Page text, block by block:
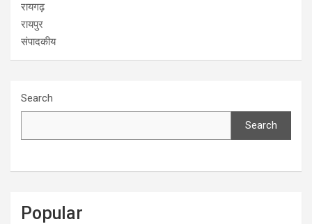
रायगढ़
रायपुर
संपादकीय
Search
Search
Popular